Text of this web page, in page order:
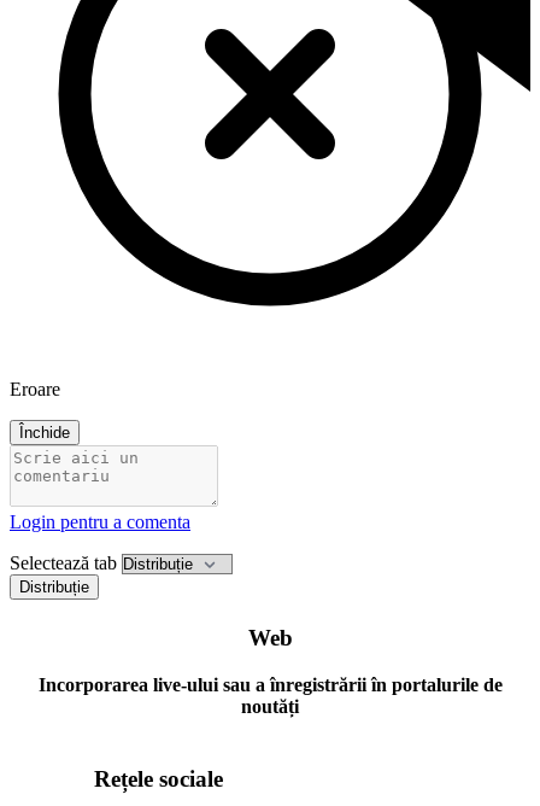
Eroare
Închide
Login pentru a comenta
Selectează tab
Distribuție
Web
Incorporarea live-ului sau a înregistrării în portalurile de
noutăți
Rețele sociale